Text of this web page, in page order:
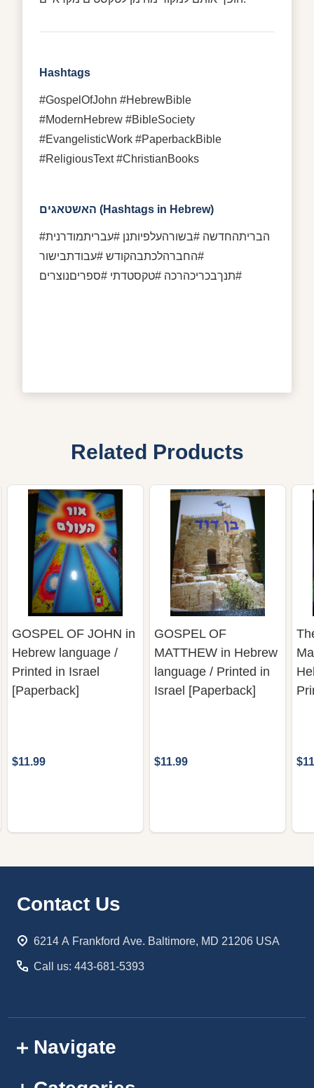
Hashtags
#GospelOfJohn #HebrewBible
#ModernHebrew #BibleSociety
#EvangelisticWork #PaperbackBible
#ReligiousText #ChristianBooks
האשטאגים (Hashtags in Hebrew)
#הבריתהחדשה #בשורהעלפיותנן #עבריתמודרנית
#החברהלכתבהקודש #עבודתבישור
#תנךבכריכהרכה #טקסטדתי #ספריםנוצרים
Related Products
GOSPEL OF JOHN in
Hebrew language /
Printed in Israel
[Paperback]
$11.99
GOSPEL OF
MATTHEW in Hebrew
language / Printed in
Israel [Paperback]
$11.99
Footer
Contact Us
6214 A Frankford Ave. Baltimore, MD 21206 USA
Call us: 443-681-5393
Navigate